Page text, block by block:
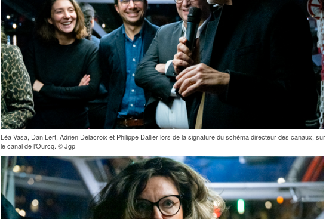
Léa Vasa, Dan Lert, Adrien Delacroix et Philippe Dallier lors de la signature du schéma directeur des canaux, sur
le canal de l’Ourcq. © Jgp